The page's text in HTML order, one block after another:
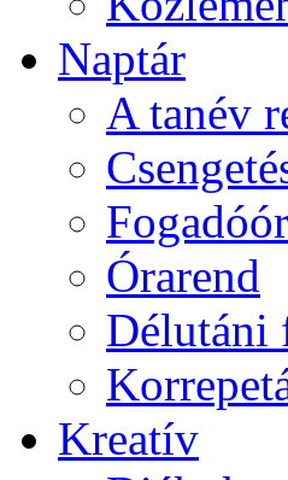
Naptár
A tanév
Órarend
Délutáni
Kreatív